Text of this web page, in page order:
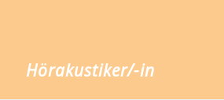
Hörakustiker/-in